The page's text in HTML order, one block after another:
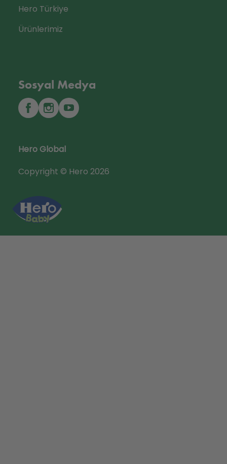
Hero Türkiye
Ürünlerimiz
Sosyal Medya
Hero Global
Copyright © Hero 2026